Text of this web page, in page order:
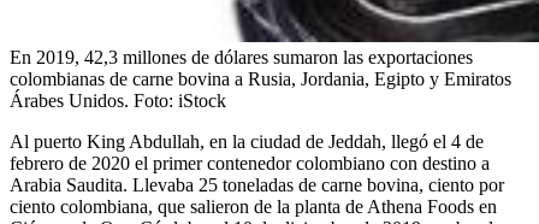
En 2019, 42,3 millones de dólares sumaron las exportaciones
colombianas de carne bovina a Rusia, Jordania, Egipto y Emiratos
Árabes Unidos. Foto: iStock
Al puerto King Abdullah, en la ciudad de Jeddah, llegó el 4 de
febrero de 2020 el primer contenedor colombiano con destino a
Arabia Saudita. Llevaba 25 toneladas de carne bovina, ciento por
ciento colombiana, que salieron de la planta de Athena Foods en